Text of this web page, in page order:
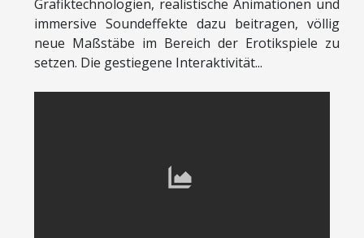
Grafiktechnologien, realistische Animationen und
immersive Soundeffekte dazu beitragen, völlig
neue Maßstäbe im Bereich der Erotikspiele zu
setzen. Die gestiegene Interaktivität...